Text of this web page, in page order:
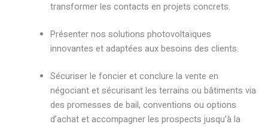
transformer les contacts en projets concrets.
Présenter nos solutions photovoltaïques
innovantes et adaptées aux besoins des clients.
Sécuriser le foncier et conclure la vente en
négociant et sécurisant les terrains ou bâtiments via
des promesses de bail, conventions ou options
d’achat et accompagner les prospects jusqu’à la